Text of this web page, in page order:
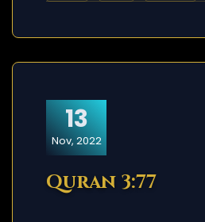
13
Nov, 2022
Quran 3:77